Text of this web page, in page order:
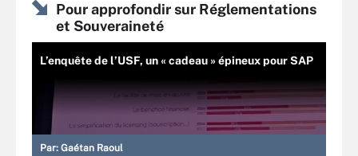
Pour approfondir sur Réglementations
et Souveraineté
L’enquête de l’USF, un « cadeau » épineux pour SAP
Par: Gaétan Raoul